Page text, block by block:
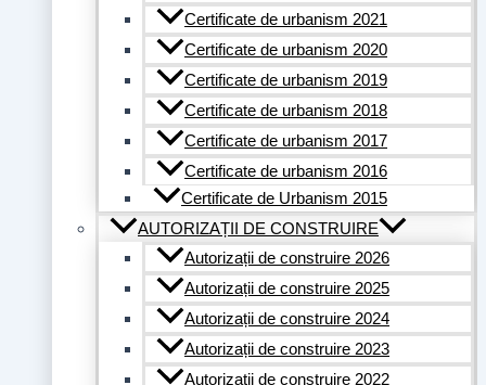
Certificate de urbanism 2021
Certificate de urbanism 2020
Certificate de urbanism 2019
Certificate de urbanism 2018
Certificate de urbanism 2017
Certificate de urbanism 2016
Certificate de Urbanism 2015
AUTORIZAȚII DE CONSTRUIRE
Autorizații de construire 2026
Autorizații de construire 2025
Autorizații de construire 2024
Autorizații de construire 2023
Autorizații de construire 2022